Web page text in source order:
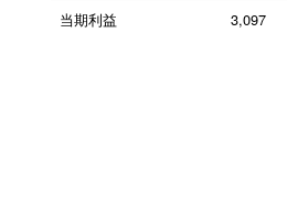
当期利益
3,097